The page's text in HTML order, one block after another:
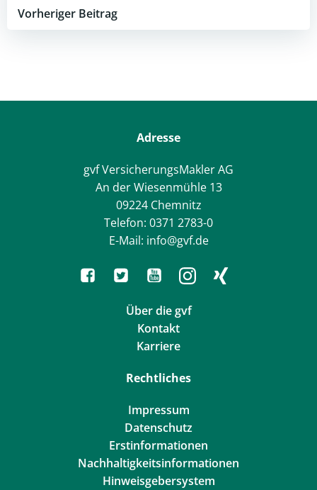
Post
Vorheriger Beitrag
Adresse
gvf VersicherungsMakler AG
An der Wiesenmühle 13
09224 Chemnitz
Telefon: 0371 2783-0
E-Mail: info@gvf.de
Über die gvf
Kontakt
Karriere
Rechtliches
Impressum
Datenschutz
Erstinformationen
Nachhaltigkeitsinformationen
Hinweisgebersystem